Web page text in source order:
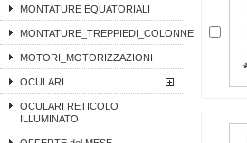
MONTATURE EQUATORIALI
MONTATURE_TREPPIEDI_COLONNE
MOTORI_MOTORIZZAZIONI
OCULARI
OCULARI RETICOLO
ILLUMINATO